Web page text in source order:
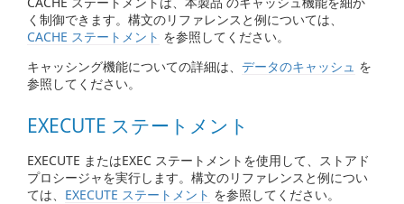
く制御できます。構文のリファレンスと例については、
CACHE ステートメント を参照してください。
キャッシング機能についての詳細は、 データのキャッシュ を
参照してください。
EXECUTE ステートメント
EXECUTE またはEXEC ステートメントを使用して、ストアド
プロシージャを実行します。構文のリファレンスと例につい
ては、 EXECUTE ステートメント を参照してください。